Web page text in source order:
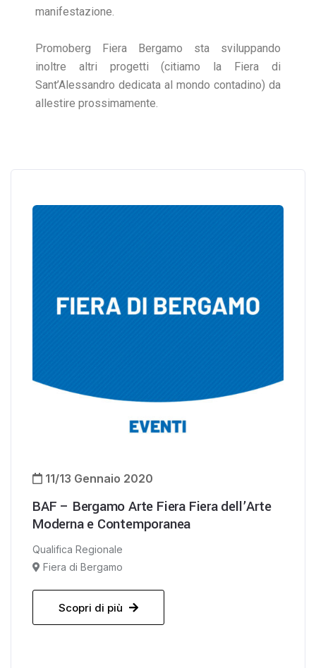
manifestazione.
Promoberg Fiera Bergamo sta sviluppando
inoltre altri progetti (citiamo la Fiera di
Sant’Alessandro dedicata al mondo contadino) da
allestire prossimamente.
11/13 Gennaio 2020
BAF – Bergamo Arte Fiera Fiera dell’Arte
Moderna e Contemporanea
Qualifica Regionale
Fiera di Bergamo
Scopri di più